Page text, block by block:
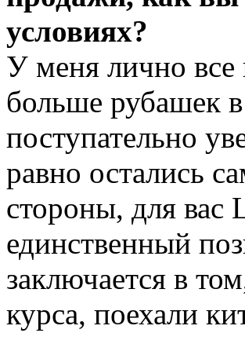
условиях?
У меня лично все
больше рубашек
поступательно
равно остались
стороны, для вас
единственный
заключается в
курса, поехали